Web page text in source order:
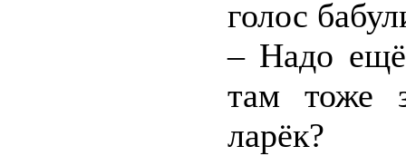
голос
– Надо
там тоже
ларёк?